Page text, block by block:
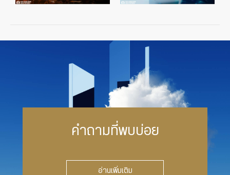
คำถามที่พบบ่อย
อ่านเพิ่มเติม